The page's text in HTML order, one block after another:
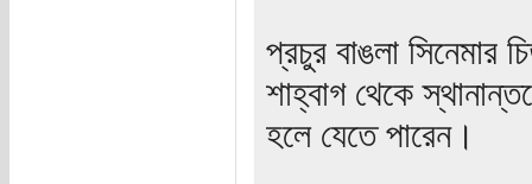
প্রচুর বাঙলা সিনেমার
শাহ্‌বাগ থেকে
হলে যেতে পারেন।